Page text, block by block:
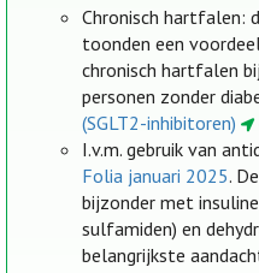
Chronisch hartfalen:
toonden een
chronisch hartfalen
personen zonder
(SGLT2-inhibitoren)
I.v.m. gebruik van
Folia januari 2025.
bijzonder met
sulfamiden) en
belangrijkste